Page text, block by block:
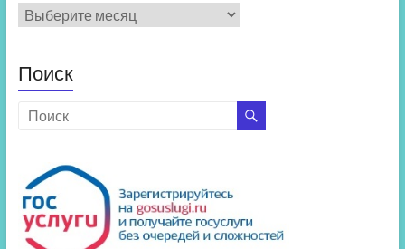
Архив
новостей
Поиск